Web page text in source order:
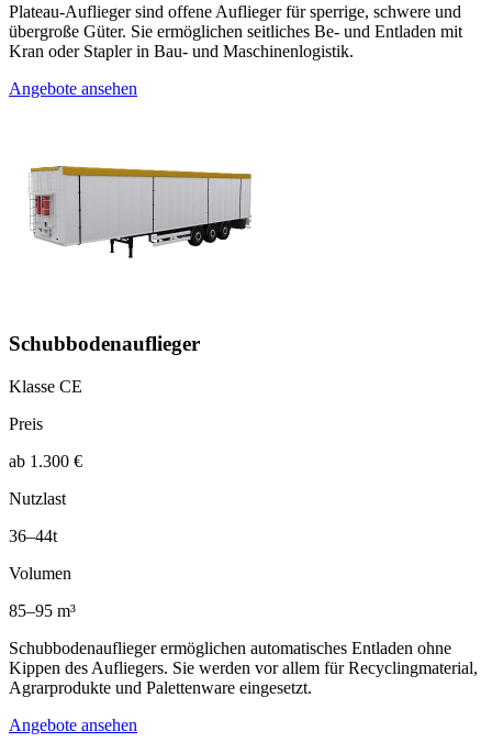
Plateau-Auflieger sind offene Auflieger für sperrige, schwere und
übergroße Güter. Sie ermöglichen seitliches Be- und Entladen mit
Kran oder Stapler in Bau- und Maschinenlogistik.
Angebote ansehen
Schubbodenauflieger
Klasse CE
Preis
ab 1.300 €
Nutzlast
36–44t
Volumen
85–95 m³
Schubbodenauflieger ermöglichen automatisches Entladen ohne
Kippen des Aufliegers. Sie werden vor allem für Recyclingmaterial,
Agrarprodukte und Palettenware eingesetzt.
Angebote ansehen